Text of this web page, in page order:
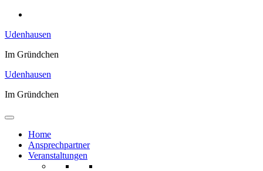
Zum
springen
Udenhausen
Im Gründchen
Udenhausen
Im Gründchen
Home
Ansprechpartner
Veranstaltungen